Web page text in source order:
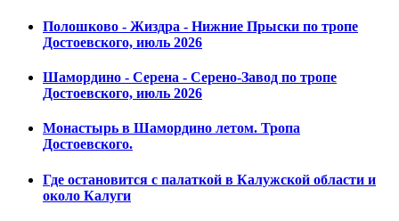
Полошково - Жиздра - Нижние Прыски по тропе
Достоевского, июль 2026
Шамордино - Серена - Серено-Завод по тропе
Достоевского, июль 2026
Монастырь в Шамордино летом. Тропа
Достоевского.
Где остановится с палаткой в Калужской области и
около Калуги